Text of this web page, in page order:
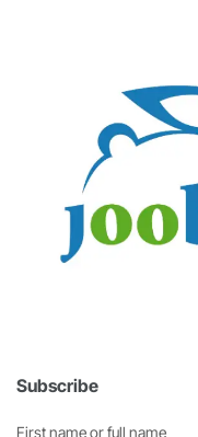
Subscribe
First name or full name